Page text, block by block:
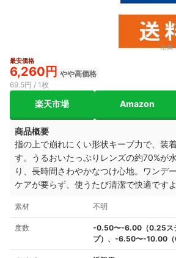
出典
最安価格
6,260円 やや高価格
69.5円 / 1枚
楽天市場 Amazon
商品概要
指の上で崩れにくい形状キープ力で、装
す。うるおいたっぷりレンズの約70%が
り、長時間さわやかなつけ心地。ワンデ
ケアが要らず、使うたび清潔で快適ですよ
素材 不明
度数
-0.50〜-6.00（0.25ス
プ）、-6.50〜-10.00（